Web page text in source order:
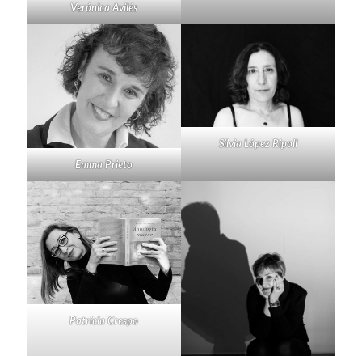
Verónica Avilés
Emma Prieto
Silvia López Ripoll
Patricia Crespo